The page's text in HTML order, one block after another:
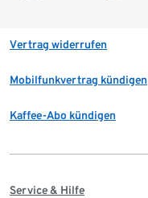
Vertrag widerrufen
Mobilfunkvertrag kündigen
Kaffee-Abo kündigen
Service & Hilfe